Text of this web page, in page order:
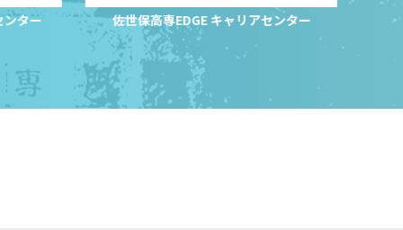
ター 佐世保高専EDGE キャリアセンター